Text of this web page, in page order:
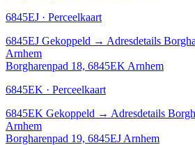
6845EJ · Perceelkaart
6845EJ Gekoppeld → Adresdetails
Arnhem
Borgharenpad 18, 6845EK Arnhem
6845EK · Perceelkaart
6845EK Gekoppeld → Adresdetails
Arnhem
Borgharenpad 19, 6845EJ Arnhem